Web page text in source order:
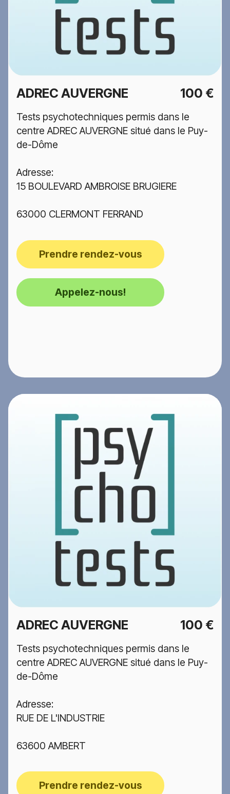
ADREC AUVERGNE 100 €
Tests psychotechniques permis dans le
centre ADREC AUVERGNE situé dans le Puy-
de-Dôme
Adresse:
15 BOULEVARD AMBROISE BRUGIERE
63000 CLERMONT FERRAND
Prendre rendez-vous
Appelez-nous!
ADREC AUVERGNE 100 €
Tests psychotechniques permis dans le
centre ADREC AUVERGNE situé dans le Puy-
de-Dôme
Adresse:
RUE DE L'INDUSTRIE
63600 AMBERT
Prendre rendez-vous